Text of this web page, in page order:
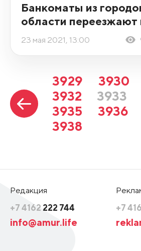
Банкоматы из
области переезжают
23 мая 2021, 13:00
3929 3930
3932
3933
3935
3936
3938
Редакция
+7 4162 222 744
info@amur.life
+7